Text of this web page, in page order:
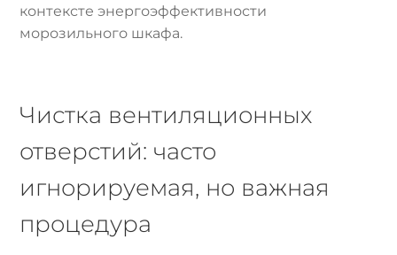
контексте энергоэффективности
морозильного шкафа.
Чистка вентиляционных
отверстий: часто
игнорируемая, но важная
процедура